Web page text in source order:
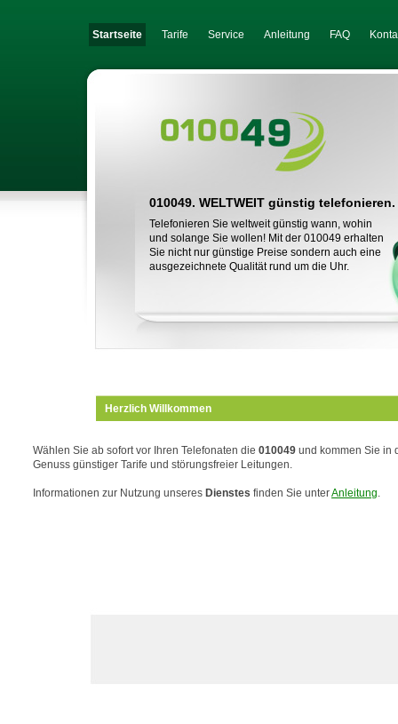
Startseite Tarife Service Anleitung FAQ
010049. WELTWEIT günstig telefonieren.
Telefonieren Sie weltweit günstig wann, wohin
und solange Sie wollen! Mit der 010049 erhalten
Sie nicht nur günstige Preise sondern auch eine
ausgezeichnete Qualität rund um die Uhr.
Herzlich Willkommen
Wählen Sie ab sofort vor Ihren Telefonaten die 010049 und kommen Sie in
Genuss günstiger Tarife und störungsfreier Leitungen.
Informationen zur Nutzung unseres Dienstes finden Sie unterAnleitung.